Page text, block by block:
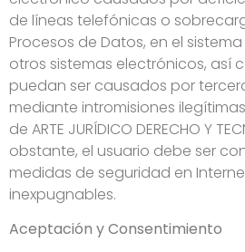
de líneas telefónicas o
Procesos de Datos, en el
otros sistemas electrónicos, así
puedan ser causados por
mediante intromisiones
de ARTE JURÍDICO DERECHO Y
obstante, el usuario debe ser
medidas de seguridad en
inexpugnables.
Aceptación y Consentimiento